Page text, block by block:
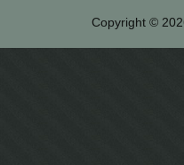
Copyright ©